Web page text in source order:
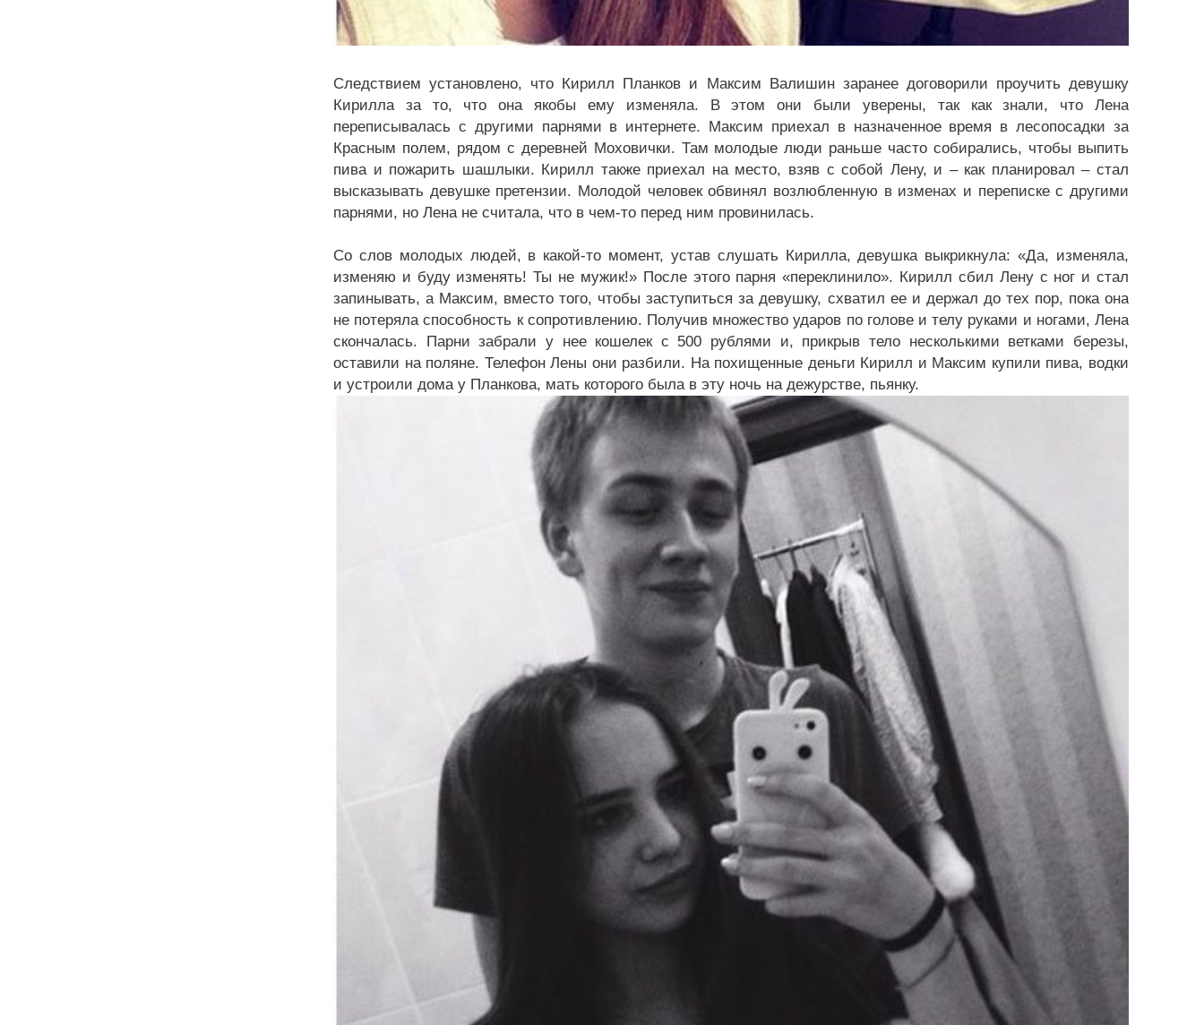
Следствием установлено, что Кирилл Планков и Максим Валишин заранее договорили проучить девушку
Кирилла за то, что она якобы ему изменяла. В этом они были уверены, так как знали, что Лена
переписывалась с другими парнями в интернете. Максим приехал в назначенное время в лесопосадки за
Красным полем, рядом с деревней Моховички. Там молодые люди раньше часто собирались, чтобы выпить
пива и пожарить шашлыки. Кирилл также приехал на место, взяв с собой Лену, и – как планировал – стал
высказывать девушке претензии. Молодой человек обвинял возлюбленную в изменах и переписке с другими
парнями, но Лена не считала, что в чем-то перед ним провинилась.
Со слов молодых людей, в какой-то момент, устав слушать Кирилла, девушка выкрикнула: «Да, изменяла,
изменяю и буду изменять! Ты не мужик!» После этого парня «переклинило». Кирилл сбил Лену с ног и стал
запинывать, а Максим, вместо того, чтобы заступиться за девушку, схватил ее и держал до тех пор, пока она
не потеряла способность к сопротивлению. Получив множество ударов по голове и телу руками и ногами, Лена
скончалась. Парни забрали у нее кошелек с 500 рублями и, прикрыв тело несколькими ветками березы,
оставили на поляне. Телефон Лены они разбили. На похищенные деньги Кирилл и Максим купили пива, водки
и устроили дома у Планкова, мать которого была в эту ночь на дежурстве, пьянку.